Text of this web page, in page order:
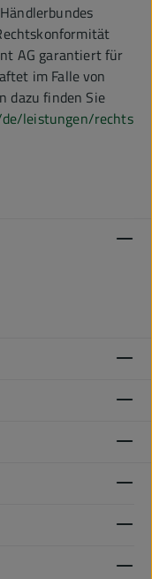
AG garantiert für
im Falle von
dazu finden Sie
leistungen/